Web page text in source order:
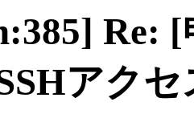
Re:
アク